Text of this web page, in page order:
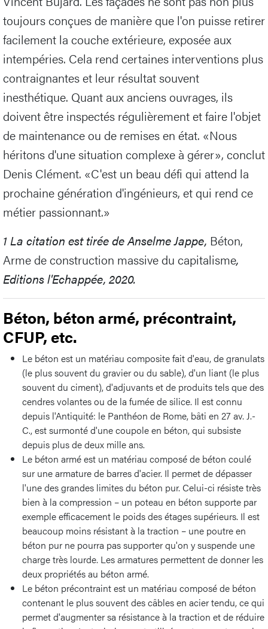
toujours conçues de manière que l'on puisse retirer
facilement la couche extérieure, exposée aux
intempéries. Cela rend certaines interventions plus
contraignantes et leur résultat souvent
inesthétique. Quant aux anciens ouvrages, ils
doivent être inspectés régulièrement et faire l'objet
de maintenance ou de remises en état. «Nous
héritons d'une situation complexe à gérer», conclut
Denis Clément. «C'est un beau défi qui attend la
prochaine génération d'ingénieurs, et qui rend ce
métier passionnant.»
1La citation est tirée de Anselme Jappe, Béton,
Arme de construction massive du capitalisme,
Editions l'Echappée, 2020.
Béton, béton armé, précontraint,
CFUP, etc.
Le béton est un matériau composite fait d'eau, de granulats
(le plus souvent du gravier ou du sable), d'un liant (le plus
souvent du ciment), d'adjuvants et de produits tels que des
cendres volantes ou de la fumée de silice. Il est connu
depuis l'Antiquité: le Panthéon de Rome, bâti en 27 av. J.-
C., est surmonté d'une coupole en béton, qui subsiste
depuis plus de deux mille ans.
Le béton armé est un matériau composé de béton coulé
sur une armature de barres d'acier. Il permet de dépasser
l'une des grandes limites du béton pur. Celui-ci résiste très
bien à la compression – un poteau en béton supporte par
exemple efficacement le poids des étages supérieurs. Il est
beaucoup moins résistant à la traction – une poutre en
béton pur ne pourra pas supporter qu'on y suspende une
charge très lourde. Les armatures permettent de donner les
deux propriétés au béton armé.
Le béton précontraint est un matériau composé de béton
contenant le plus souvent des câbles en acier tendu, ce qui
permet d'augmenter sa résistance à la traction et de réduire